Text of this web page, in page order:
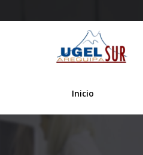
al
Inicio